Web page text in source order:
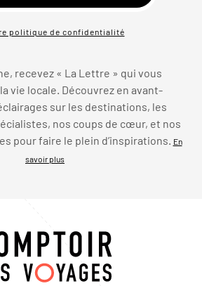
politique de confidentialité
recevez « La Lettre » qui vous
vie locale. Découvrez en avant-
sur les destinations, les
nos coups de cœur, et nos
pour faire le plein d’inspirations. En
savoir plus